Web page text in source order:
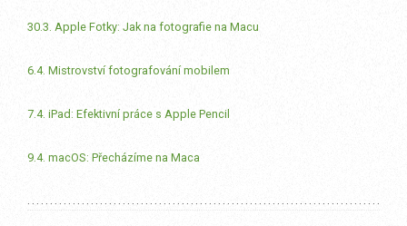
30.3. Apple Fotky: Jak na fotografie na Macu
6.4. Mistrovství fotografování mobilem
7.4. iPad: Efektivní práce s Apple Pencil
9.4. macOS: Přecházíme na Maca